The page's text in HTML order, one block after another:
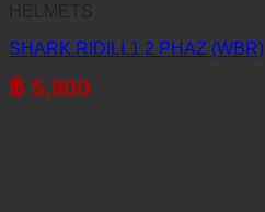
SHARK RIDILL1.2 PHAZ (WBR)
฿ 5,900